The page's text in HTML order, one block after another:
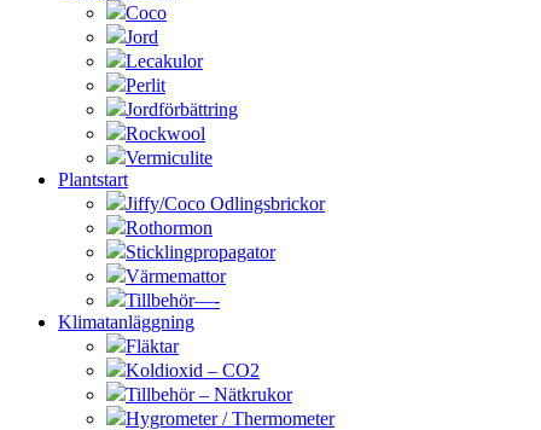
Coco
Jord
Lecakulor
Perlit
Jordförbättring
Rockwool
Vermiculite
Plantstart
Jiffy/Coco Odlingsbrickor
Rothormon
Sticklingpropagator
Värmemattor
Tillbehör—-
Klimatanläggning
Fläktar
Koldioxid – CO2
Tillbehör – Nätkrukor
Hygrometer / Thermometer